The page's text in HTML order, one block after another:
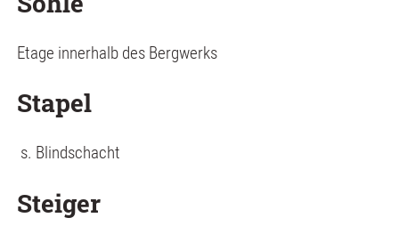
Etage innerhalb des Bergwerks
Stapel
s. Blindschacht
Steiger